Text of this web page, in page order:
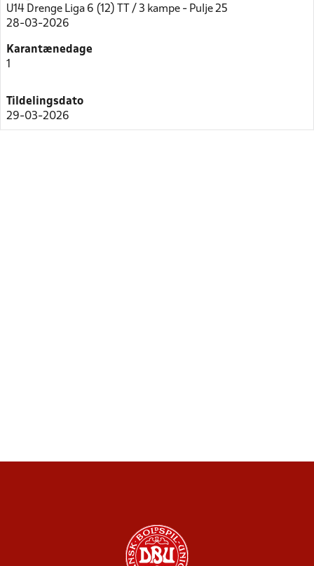
U14 Drenge Liga 6 (12) TT / 3 kampe - Pulje 25
28-03-2026
Karantænedage
1
Tildelingsdato
29-03-2026